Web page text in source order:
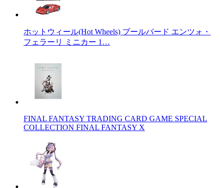
ホットウィール(Hot Wheels) ブールバード エンツォ・
フェラーリ ミニカー 1…
FINAL FANTASY TRADING CARD GAME SPECIAL
COLLECTION FINAL FANTASY X